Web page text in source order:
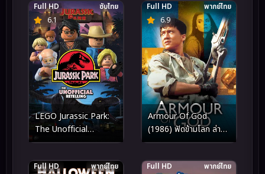
โลกเวทมนตร์
6.1
Full HD ซับไทย
LEGO Jurassic Park:
The Unofficial
Retelling (2023)
6.9
Full HD พากย์ไทย
Armour Of God
(1986) ฟัดข้ามโลก ล่าสุด
แผ่นดิน
Full HD พากย์ไทย Full HD พากย์ไทย